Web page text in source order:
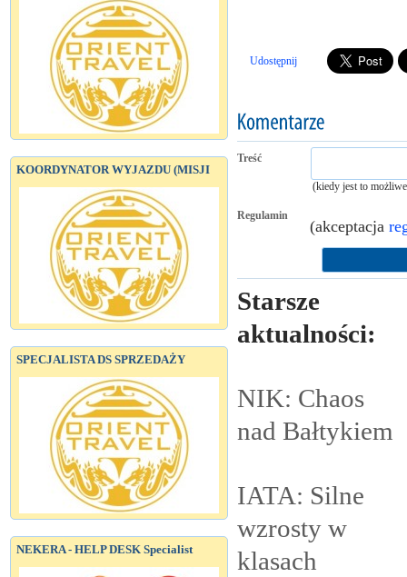
KOORDYNATOR WYJAZDU (MISJI
SPECJALISTA DS SPRZEDAŻY
NEKERA - HELP DESK Specialist
Udostępnij
Treść
(kiedy jest to
Regulamin
(akceptacja
Starsze
aktualności:
NIK: Chaos
nad Bałtykiem
IATA: Silne
wzrosty w
klasach